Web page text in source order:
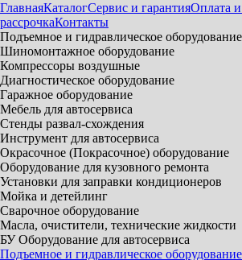
ГлавнаяКаталогСервис и гарантияОплата и
рассрочкаКонтакты
Подъемное и гидравлическое оборудование
Шиномонтажное оборудование
Компрессоры воздушные
Диагностическое оборудование
Гаражное оборудование
Мебель для автосервиса
Стенды развал-схождения
Инструмент для автосервиса
Окрасочное (Покрасочное) оборудование
Оборудование для кузовного ремонта
Установки для заправки кондиционеров
Мойка и детейлинг
Сварочное оборудование
Масла, очистители, технические жидкости
БУ Оборудование для автосервиса
Подъемное и гидравлическое